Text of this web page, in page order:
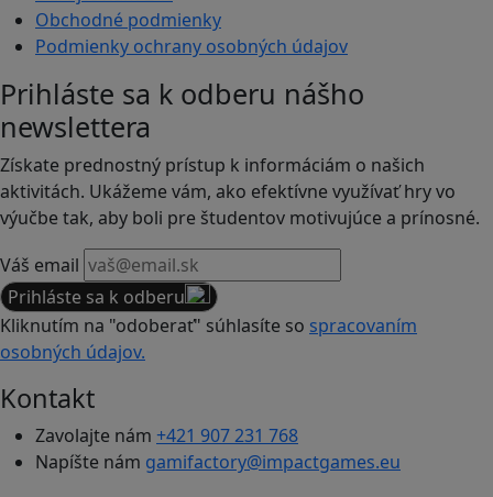
Obchodné podmienky
Podmienky ochrany osobných údajov
Prihláste sa k odberu nášho
newslettera
Získate prednostný prístup k informáciám o našich
aktivitách. Ukážeme vám, ako efektívne využívať hry vo
výučbe tak, aby boli pre študentov motivujúce a prínosné.
Váš email
Prihláste sa k odberu
Kliknutím na "odoberať" súhlasíte so spracovaním
osobných údajov.
Kontakt
Zavolajte nám +421 907 231 768
Napíšte nám gamifactory@impactgames.eu